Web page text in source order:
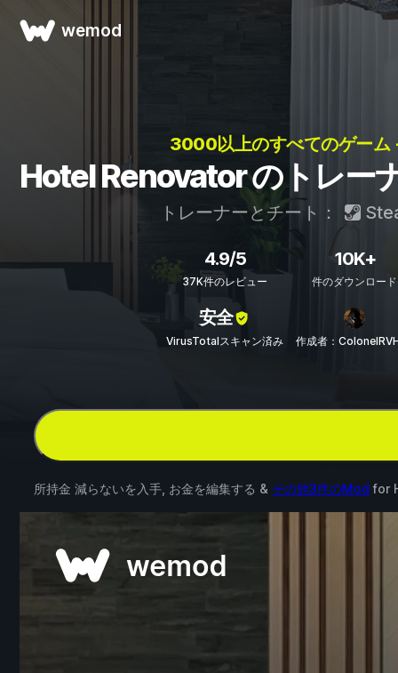
wemod
3000以上のすべてのゲー
Hotel Renovator のトレー
トレーナーとチート：
4.9/5
37K件のレビュー
10K+
件のダウンロード
安全
VirusTotalスキャン済み 作成者：
所持金 減らないを入手, お金を編集する & その他3件のMod for